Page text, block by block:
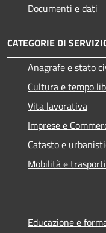
Documenti e dati
CATEGORIE DI
Anagrafe e stato
Cultura e tempo
Vita lavorativa
Imprese e
Catasto e
Mobilità e trasporti
Educazione e